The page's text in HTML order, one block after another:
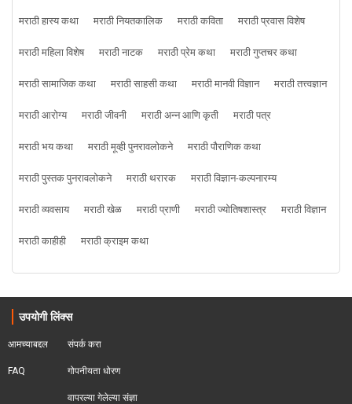
मराठी हास्य कथा
मराठी नियतकालिक मराठी कविता
मराठी प्रवास विशेष
मराठी महिला विशेष
मराठी नाटक मराठी प्रेम कथा
मराठी गुप्तचर कथा
मराठी सामाजिक कथा
मराठी साहसी कथा मराठी मानवी विज्ञान
मराठी तत्त्वज्ञान
मराठी आरोग्य
मराठी जीवनी मराठी अन्न आणि कृती
मराठी पत्र
मराठी भय कथा
मराठी मूव्ही पुनरावलोकने
मराठी पौराणिक कथा
मराठी पुस्तक पुनरावलोकने
मराठी थरारक
मराठी विज्ञान-कल्पनारम्य
मराठी व्यवसाय
मराठी खेळ मराठी प्राणी मराठी ज्योतिषशास्त्र
मराठी विज्ञान
मराठी काहीही
मराठी क्राइम कथा
उपयोगी लिंक्स
आमच्याबद्दल
FAQ
संपर्क करा
गोपनीयता धोरण
वापरल्या गेलेल्या संज्ञा